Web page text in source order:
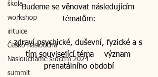
škola
workshop
intuice
Česko naslouchá
Nasloucháme srdcem 2024
summit
Budeme se věnovat následujícím
tématům:
zdraví psychické, duševní, fyzické a s
tím související téma -  význam
prenatálního období